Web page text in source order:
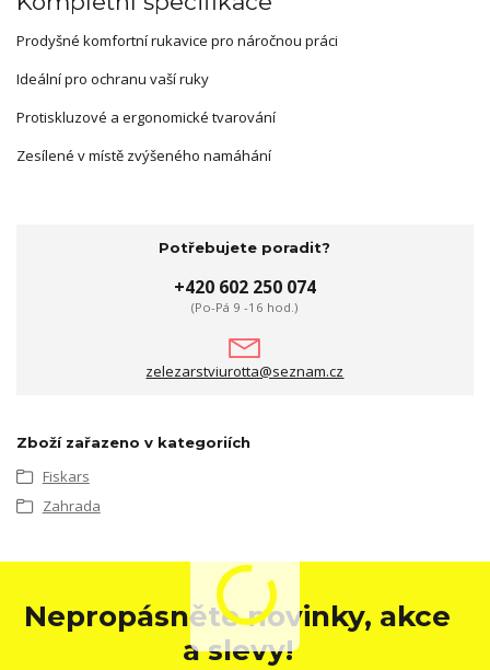
Prodyšné komfortní rukavice pro náročnou práci
Ideální pro ochranu vaší ruky
Protiskluzové a ergonomické tvarování
Zesílené v místě zvýšeného namáhání
Potřebujete poradit?
+420 602 250 074
(Po-Pá 9 -16 hod.)
zelezarstviurotta@seznam.cz
Zboží zařazeno v kategoriích
Fiskars
Zahrada
Nepropásněte novinky, akce
a slevy!